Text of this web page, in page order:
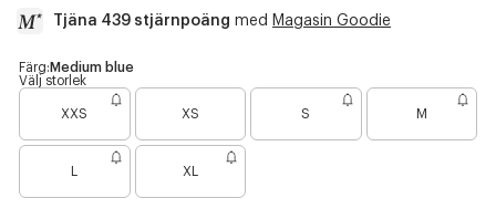
sida.
Tjäna 439 stjärnpoäng med Magasin Goodie
a
c
s
Färg: Medium blue
Välj storlek
XXS XS
r
å
S M
XL